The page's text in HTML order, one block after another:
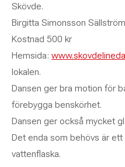
Skövde.
Birgitta Simonsson
Kostnad 500 kr
Hemsida:
lokalen.
Dansen ger bra motion för
förebygga benskörhet.
Dansen ger också mycket
Det enda som behövs är
vattenflaska.